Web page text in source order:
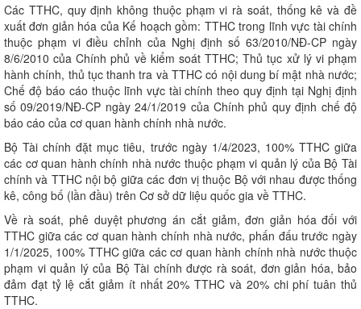
Các TTHC, quy định không thuộc phạm vi rà soát, thống kê và đề
xuất đơn giản hóa của Kế hoạch gồm: TTHC trong lĩnh vực tài chính
thuộc phạm vi điều chỉnh của Nghị định số 63/2010/NĐ-CP ngày
8/6/2010 của Chính phủ về kiểm soát TTHC; Thủ tục xử lý vi phạm
hành chính, thủ tục thanh tra và TTHC có nội dung bí mật nhà nước;
Chế độ báo cáo thuộc lĩnh vực tài chính theo quy định tại Nghị định
số 09/2019/NĐ-CP ngày 24/1/2019 của Chính phủ quy định chế độ
báo cáo của cơ quan hành chính nhà nước.
Bộ Tài chính đặt mục tiêu, trước ngày 1/4/2023, 100% TTHC giữa
các cơ quan hành chính nhà nước thuộc phạm vi quản lý của Bộ Tài
chính và TTHC nội bộ giữa các đơn vị thuộc Bộ với nhau được thống
kê, công bố (lần đầu) trên Cơ sở dữ liệu quốc gia về TTHC.
Về rà soát, phê duyệt phương án cắt giảm, đơn giản hóa đối với
TTHC giữa các cơ quan hành chính nhà nước, phấn đấu trước ngày
1/1/2025, 100% TTHC giữa các cơ quan hành chính nhà nước thuộc
phạm vi quản lý của Bộ Tài chính được rà soát, đơn giản hóa, bảo
đảm đạt tỷ lệ cắt giảm ít nhất 20% TTHC và 20% chi phí tuân thủ
TTHC.